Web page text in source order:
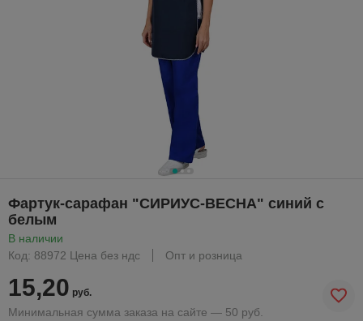
Фартук-сарафан "СИРИУС-ВЕСНА" синий с
белым
В наличии
Код: 88972 Цена без ндс
Опт и розница
15,20 руб.
Минимальная сумма заказа на сайте — 50 руб.